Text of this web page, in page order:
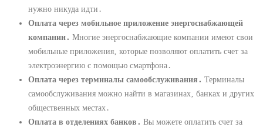
нужно никуда идти․
Оплата через мобильное приложение энергоснабжающей
компании․ Многие энергоснабжающие компании имеют свои
мобильные приложения‚ которые позволяют оплатить счет за
электроэнергию с помощью смартфона․
Оплата через терминалы самообслуживания․ Терминалы
самообслуживания можно найти в магазинах‚ банках и других
общественных местах․
Оплата в отделениях банков․ Вы можете оплатить счет за